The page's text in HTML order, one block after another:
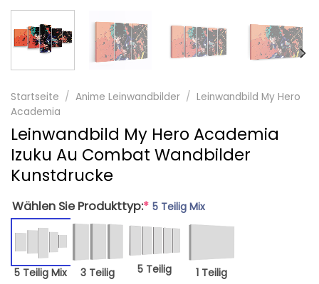
Startseite / Anime Leinwandbilder / Leinwandbild My Hero
Academia
Leinwandbild My Hero Academia
Izuku Au Combat Wandbilder
Kunstdrucke
Wählen Sie Produkttyp:* 5 Teilig Mix
5 Teilig Mix 3 Teilig 5 Teilig 1 Teilig